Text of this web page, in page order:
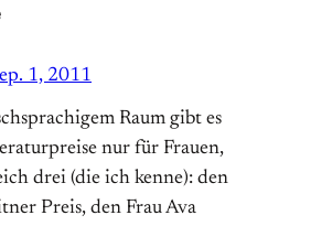
1, 2011
Raum gibt es
nur für Frauen,
drei (die ich kenne): den
Preis, den Frau Ava